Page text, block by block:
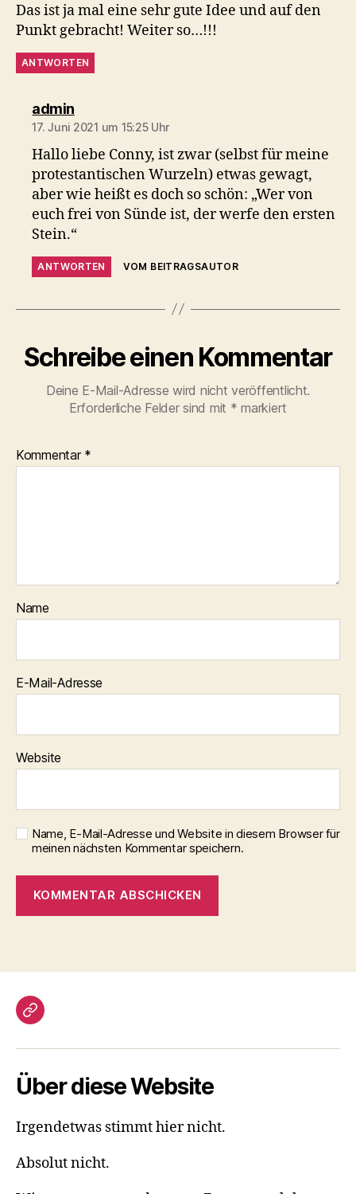
Das ist ja mal eine sehr gute Idee und auf den
Punkt gebracht! Weiter so…!!!
ANTWORTEN
adminsagt:
17. Juni 2021 um 15:25 Uhr
Hallo liebe Conny, ist zwar (selbst für meine
protestantischen Wurzeln) etwas gewagt,
aber wie heißt es doch so schön: „Wer von
euch frei von Sünde ist, der werfe den ersten
Stein.“
ANTWORTEN VOM BEITRAGSAUTOR
Schreibe einen Kommentar
Deine E-Mail-Adresse wird nicht veröffentlicht.
Erforderliche Felder sind mit * markiert
Kommentar *
Name
E-Mail-Adresse
Website
Name, E-Mail-Adresse und Website in diesem Browser für
meinen nächsten Kommentar speichern.
Gästebuch
Über diese Website
Irgendetwas stimmt hier nicht.
Absolut nicht.